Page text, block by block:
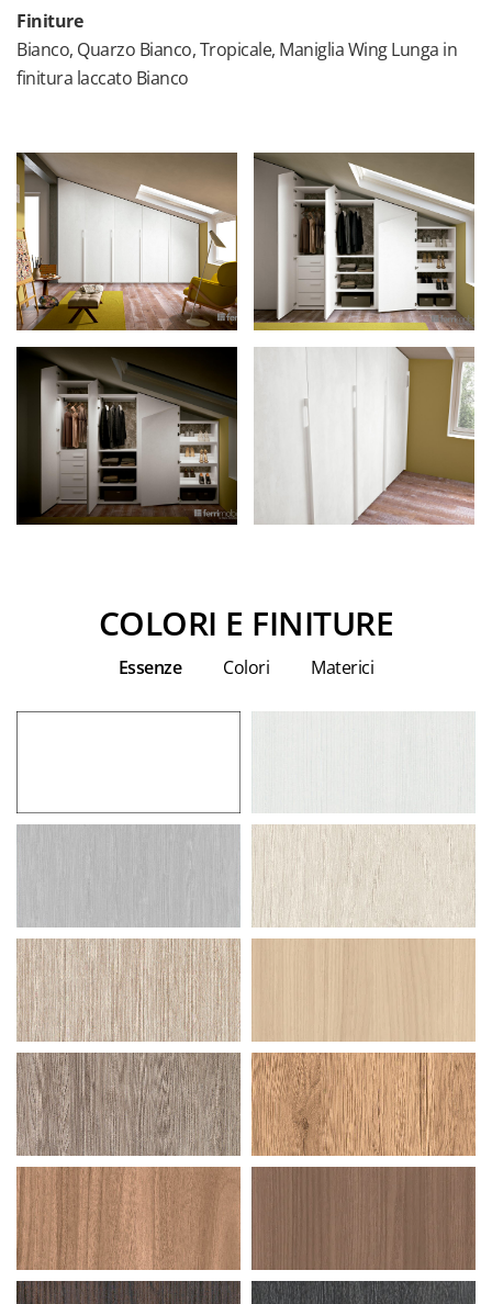
Finiture
Bianco, Quarzo Bianco, Tropicale, Maniglia Wing Lunga in
finitura laccato Bianco
COLORI E FINITURE
Essenze Colori Materici